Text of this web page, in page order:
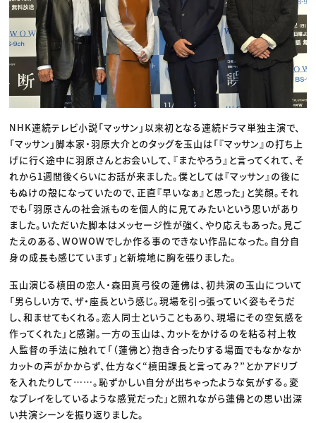
NHK連続テレビ小説「マッサン」以来初となる連続ドラマ単独主演で、
「マッサン」脚本家・羽原大介とのタッグを玉山は「『マッサン』の打ち上
げに行く途中に羽原さんとお会いして、『またやろう』と言ってくれて、そ
れから1週間後くらいにお話が来ました。僕としては『マッサン』の後に
もぬけの殻になっていたので、正直『早いなぁ』と思った」と笑顔。それ
でも「羽原さんの社会派ものを個人的に見てみたいという思いがあり
ました。いただいた脚本はメッセージ性が強く、やり応えもあった。見ご
たえのある、WOWOWでしか作る事のできない作品になった。自分自
身の成長も感じています」と新境地に胸を張りました。
玉山演じる槙田の恋人・森田真弓役の蓮佛は、初共演の玉山について
「男らしい方で、ザ・座長という感じ。現場を引っ張っていく姿もそうだ
し、和ませてもくれる。恋人同士ということもあり、現場にその空気感を
作ってくれた」と感謝。一方の玉山は、カットをかけるのを粘る村上牧
人監督の手法に触れて「（蓮佛と）抱き合ったりする場面でもなかなか
カットの声がかからず、仕方なく“槙田課長と言ってみ？”とかアドリブ
を入れたりして……。恥ずかしい自分が出ちゃったような気がする。変
なプレイをしているような感覚だった」と照れながら蓮佛との思い出深
い共演シーンを振り返りました。